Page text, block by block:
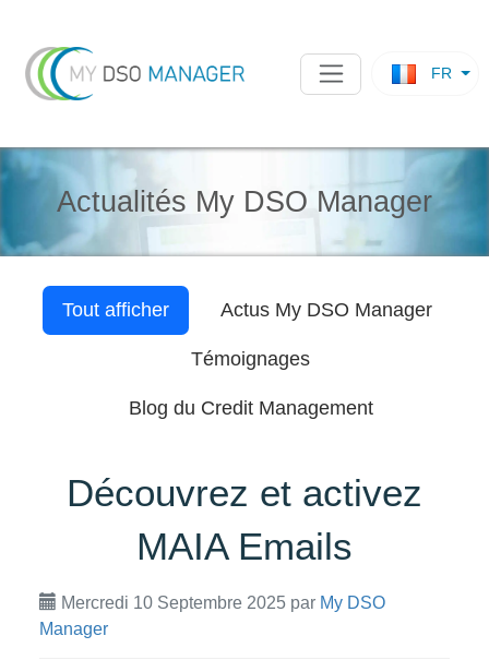
FR
Actualités My DSO Manager
Tout afficher Actus My DSO Manager
Témoignages
Blog du Credit Management
Découvrez et activez
MAIA Emails
Mercredi 10 Septembre 2025par My DSO
Manager